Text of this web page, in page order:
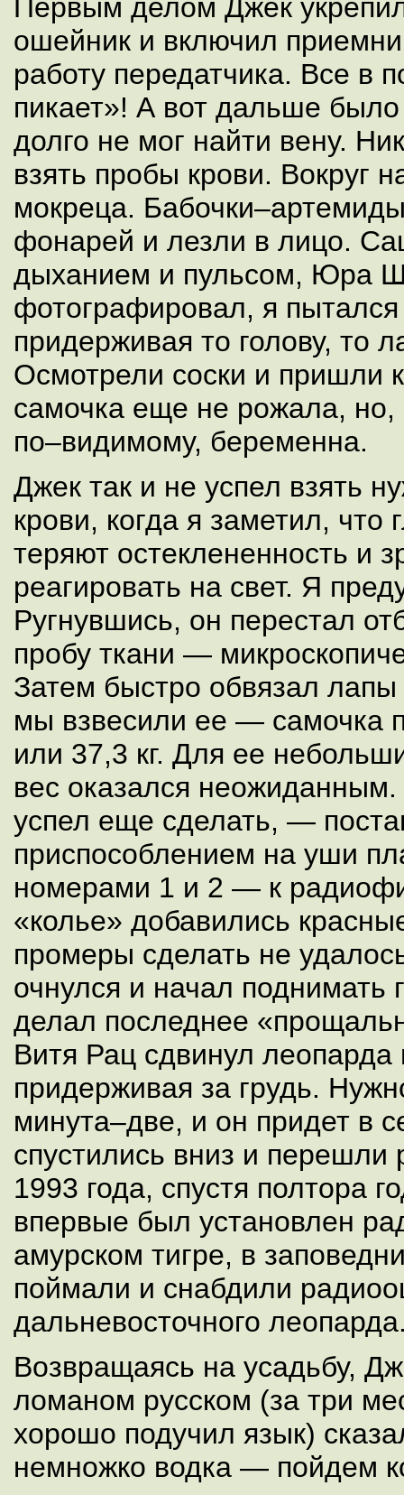
Первым делом Джек
ошейник и включил
работу передатчика. Все в
пикает»! А вот дальше
долго не мог найти вену.
взять пробы крови. Вокруг
мокреца.
фонарей и лезли в лицо.
дыханием и пульсом, Юра
фотографировал, я
придерживая то голову, то
Осмотрели соски и пришли
самочка еще не рожала, но,
по–видимому, беременна.
Джек так и не успел взять
крови, когда я заметил, что
теряют остеклененность и
реагировать на свет. Я
Ругнувшись, он перестал
пробу ткани —
Затем быстро обвязал
мы взвесили ее — самочка
или 37,3 кг. Для ее
вес оказался
успел еще сделать, —
приспособлением на уши
номерами 1 и 2 — к
«колье» добавились
промеры сделать не
очнулся и начал поднимать
делал последнее
Витя Рац сдвинул
придерживая за грудь.
минута–две, и он придет в
спустились вниз и перешли
1993 года, спустя полтора
впервые был установлен
амурском тигре, в
поймали и снабдили
дальневосточного
Возвращаясь на усадьбу,
ломаном русском (за три
хорошо подучил язык)
немножко водка — пойдем